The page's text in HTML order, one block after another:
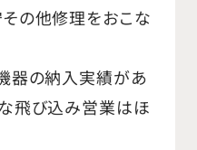
の他修理をおこな
器の納入実績があ
飛び込み営業はほ